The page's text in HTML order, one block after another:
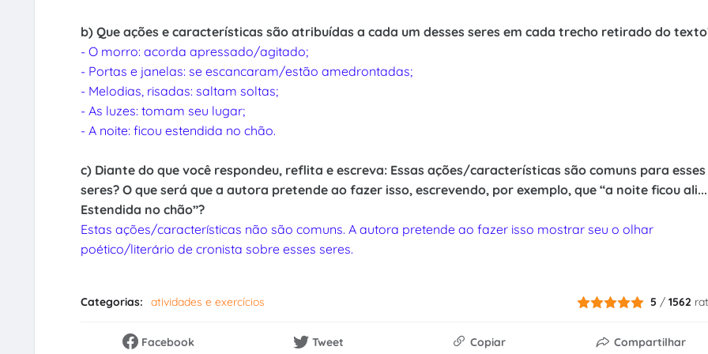
b) Que ações e características são atribuídas a cada um desses seres em cada trecho retirado do
- O morro: acorda apressado/agitado;
- Portas e janelas: se escancaram/estão amedrontadas;
- Melodias, risadas: saltam soltas;
- As luzes: tomam seu lugar;
- A noite: ficou estendida no chão.
c) Diante do que você respondeu, reflita e escreva: Essas ações/características são comuns para esses
seres? O que será que a autora pretende ao fazer isso, escrevendo, por exemplo, que “a noite ficou ali...
Estendida no chão”?
Estas ações/características não são comuns. A autora pretende ao fazer isso mostrar seu o olhar
poético/literário de cronista sobre esses seres.
Categorias: atividades e exercícios 5 /1562
Facebook Tweet Copiar Compartilhar